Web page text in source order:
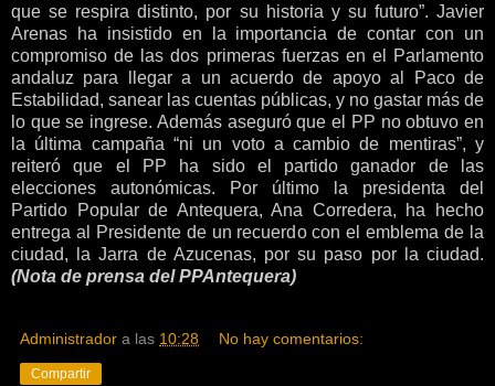
que se respira distinto, por su historia y su futuro”. Javier
Arenas ha insistido en la importancia de contar con un
compromiso de las dos primeras fuerzas en el Parlamento
andaluz para llegar a un acuerdo de apoyo al Paco de
Estabilidad, sanear las cuentas públicas, y no gastar más de
lo que se ingrese. Además aseguró que el PP no obtuvo en
la última campaña “ni un voto a cambio de mentiras”, y
reiteró que el PP ha sido el partido ganador de las
elecciones autonómicas.
Por último la presidenta del
Partido Popular de Antequera, Ana Corredera, ha hecho
entrega al Presidente de un recuerdo con el emblema de la
ciudad, la Jarra de Azucenas, por su paso por la ciudad.
(Nota de prensa del PPAntequera)
Administrador a las 10:28 No hay comentarios:
Compartir